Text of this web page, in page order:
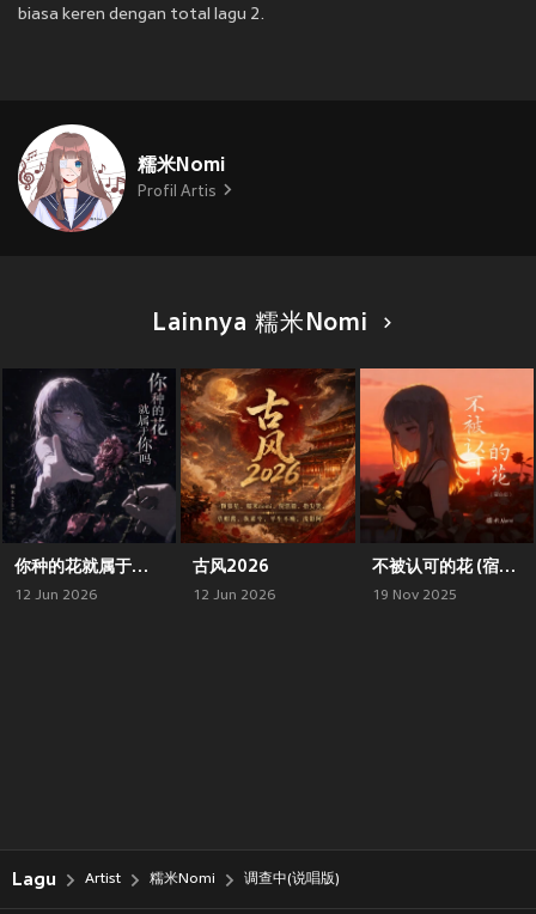
biasa keren dengan total lagu 2.
糯米Nomi
Profil Artis
Lainnya 糯米Nomi
你种的花就属于你吗
12 Jun 2026
古风2026
12 Jun 2026
不被认可的花 (宿命版)
19 Nov 2025
Lagu Artist 糯米Nomi 调查中(说唱版)